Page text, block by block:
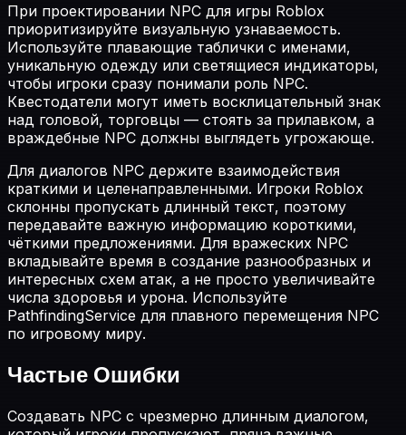
При проектировании NPC для игры Roblox
приоритизируйте визуальную узнаваемость.
Используйте плавающие таблички с именами,
уникальную одежду или светящиеся индикаторы,
чтобы игроки сразу понимали роль NPC.
Квестодатели могут иметь восклицательный знак
над головой, торговцы — стоять за прилавком, а
враждебные NPC должны выглядеть угрожающе.
Для диалогов NPC держите взаимодействия
краткими и целенаправленными. Игроки Roblox
склонны пропускать длинный текст, поэтому
передавайте важную информацию короткими,
чёткими предложениями. Для вражеских NPC
вкладывайте время в создание разнообразных и
интересных схем атак, а не просто увеличивайте
числа здоровья и урона. Используйте
PathfindingService для плавного перемещения NPC
по игровому миру.
Частые Ошибки
Создавать NPC с чрезмерно длинным диалогом,